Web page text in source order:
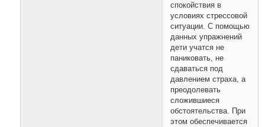
спокойствия в
условиях стрессовой
ситуации. С помощью
данных упражнений
дети учатся не
паниковать, не
сдаваться под
давлением страха, а
преодолевать
сложившиеся
обстоятельства. При
этом обеспечивается